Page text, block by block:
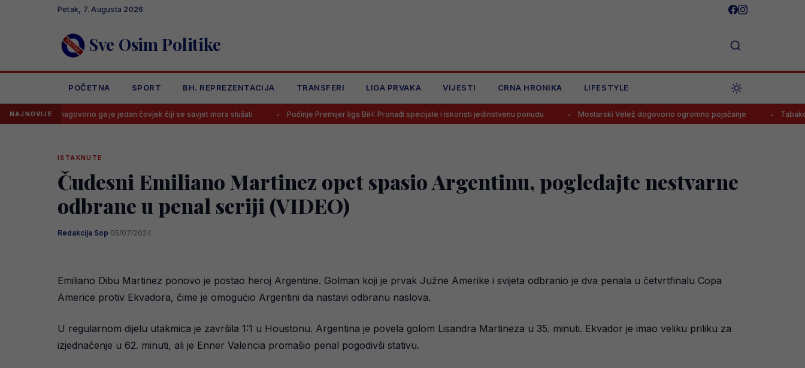
Petak, 7. Augusta 2026.
Sve Osim Politike
POČETNA SPORT BH. REPREZENTACIJA TRANSFERI LIGA PRVAKA VIJESTI CRNA HRONIKA LIFESTYLE
NAJNOVIJE
nagovorio ga je jedan čovjek čiji se savjet mora slušati Počinje Premijer liga BiH: Pronađi specijale i iskoristi jedinstvenu ponudu Mostarski Velež dogovorio ogromno pojačanje Tabaković
ISTAKNUTE
Čudesni Emiliano Martinez opet spasio Argentinu, pogledajte nestvarne
odbrane u penal seriji (VIDEO)
Redakcija Sop·05/07/2024
Emiliano Dibu Martinez ponovo je postao heroj Argentine. Golman koji je prvak Južne Amerike i svijeta odbranio je dva penala u četvrtfinalu Copa
Americe protiv Ekvadora, čime je omogućio Argentini da nastavi odbranu naslova.
U regularnom dijelu utakmica je završila 1:1 u Houstonu. Argentina je povela golom Lisandra Martineza u 35. minuti. Ekvador je imao veliku priliku za
izjednačenje u 62. minuti, ali je Enner Valencia promašio penal pogodivši stativu.